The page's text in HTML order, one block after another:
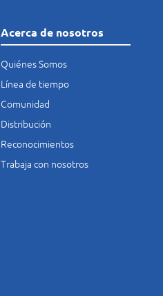
Acerca de nosotros
Quiénes Somos
Línea de tiempo
Comunidad
Distribución
Reconocimientos
Trabaja con nosotros